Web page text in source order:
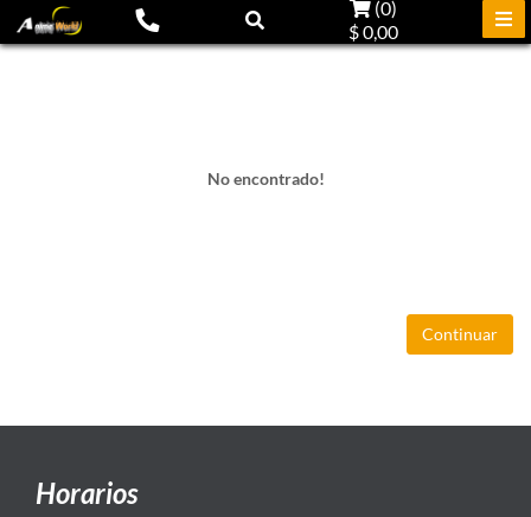
(0)
$ 0,00
No encontrado!
Continuar
Horarios